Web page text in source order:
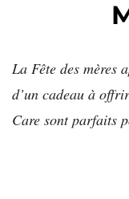
La Fête des mères
d’un cadeau à
Care sont parfaits